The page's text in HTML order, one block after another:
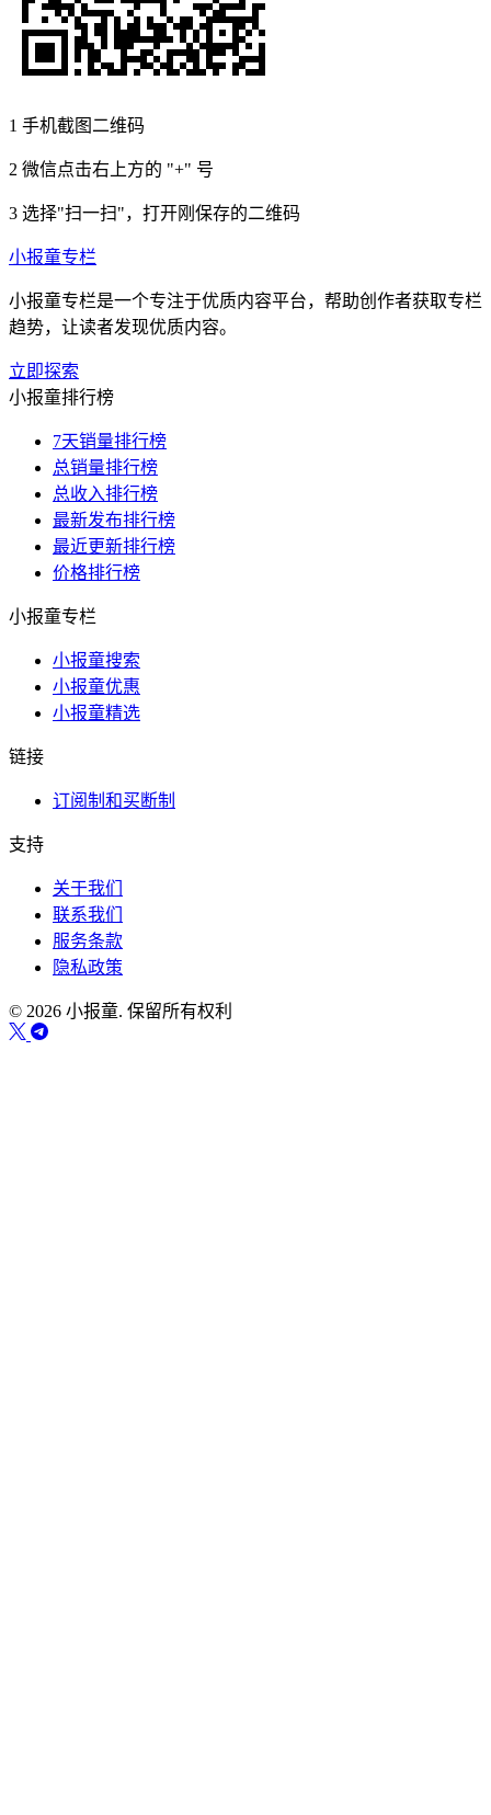
1 手机截图二维码
2 微信点击右上方的 "+" 号
3 选择"扫一扫"，打开刚保存的二维码
小报童专栏
小报童专栏是一个专注于优质内容平台，帮助创作者获取专栏
趋势，让读者发现优质内容。
立即探索
小报童排行榜
7天销量排行榜
总销量排行榜
总收入排行榜
最新发布排行榜
最近更新排行榜
价格排行榜
小报童专栏
小报童搜索
小报童优惠
小报童精选
链接
订阅制和买断制
支持
关于我们
联系我们
服务条款
隐私政策
© 2026 小报童. 保留所有权利